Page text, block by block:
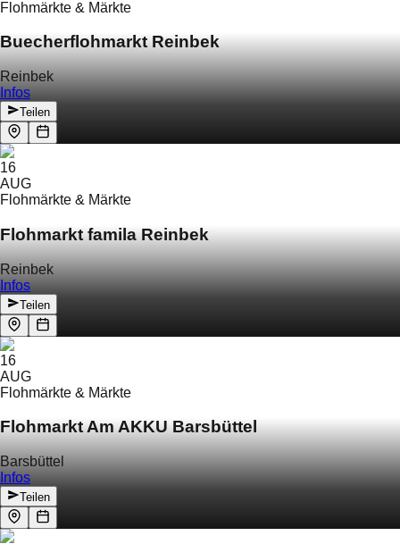
Flohmärkte & Märkte
Buecherflohmarkt Reinbek
Reinbek
Infos
Teilen
16
AUG
Flohmärkte & Märkte
Flohmarkt famila Reinbek
Reinbek
Infos
Teilen
16
AUG
Flohmärkte & Märkte
Flohmarkt Am AKKU Barsbüttel
Barsbüttel
Infos
Teilen